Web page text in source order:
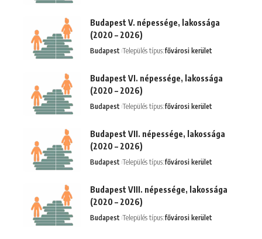
Budapest V. népessége, lakossága
(2020 – 2026)
Budapest Település típus:fővárosi kerület
Budapest VI. népessége, lakossága
(2020 – 2026)
Budapest Település típus:fővárosi kerület
Budapest VII. népessége, lakossága
(2020 – 2026)
Budapest Település típus:fővárosi kerület
Budapest VIII. népessége, lakossága
(2020 – 2026)
Budapest Település típus:fővárosi kerület